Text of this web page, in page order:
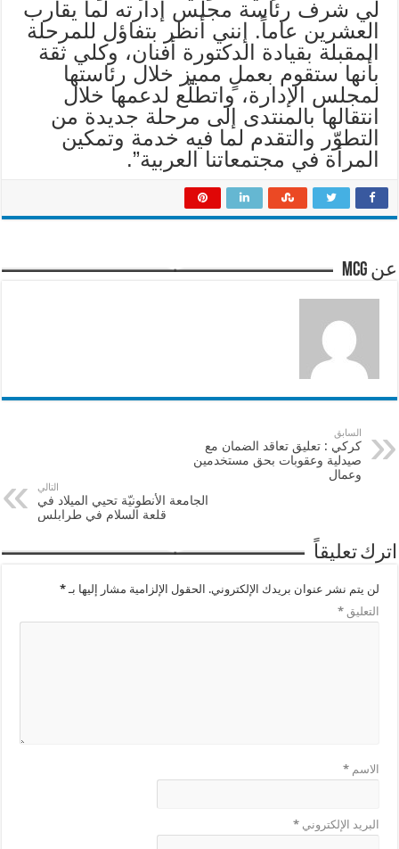
لي شرف رئاسة مجلس إدارته لما يقارب
العشرين عاماً. إنني أنظر بتفاؤل للمرحلة
المقبلة بقيادة الدكتورة أفنان، وكلي ثقة
بأنها ستقوم بعملٍ مميز خلال رئاستها
لمجلس الإدارة، واتطلّع لدعمها خلال
انتقالها بالمنتدى إلى مرحلة جديدة من
التطوّر والتقدم لما فيه خدمة وتمكين
المرأة في مجتمعاتنا العربية”.
عن mcg
السابق
كركي : تعليق تعاقد الضمان مع
صيدلية وعقوبات بحق مستخدمين
وعمال
التالي
الجامعة الأنطونيّة تحيي الميلاد في
قلعة السلام في طرابلس
اترك تعليقاً
لن يتم نشر عنوان بريدك الإلكتروني. الحقول الإلزامية مشار إليها بـ*
التعليق*
الاسم*
البريد الإلكتروني*